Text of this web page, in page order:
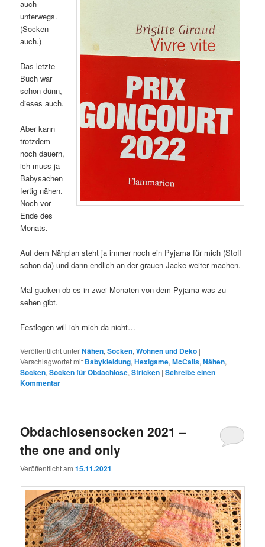
auch
unterwegs.
(Socken
auch.)
Das letzte
Buch war
schon dünn,
dieses auch.
Aber kann
trotzdem
noch dauern,
ich muss ja
Babysachen
fertig nähen.
Noch vor
Ende des
Monats.
Auf dem Nähplan steht ja immer noch ein Pyjama für mich (Stoff
schon da) und dann endlich an der grauen Jacke weiter machen.
Mal gucken ob es in zwei Monaten von dem Pyjama was zu
sehen gibt.
Festlegen will ich mich da nicht…
Veröffentlicht unterNähen,Socken,Wohnen und Deko |
Verschlagwortet mit Babykleidung,Hexigame,McCalls,Nähen,
Socken,Socken für Obdachlose,Stricken |Schreibe einen
Kommentar
Obdachlosensocken 2021 –
the one and only
Veröffentlicht am15.11.2021